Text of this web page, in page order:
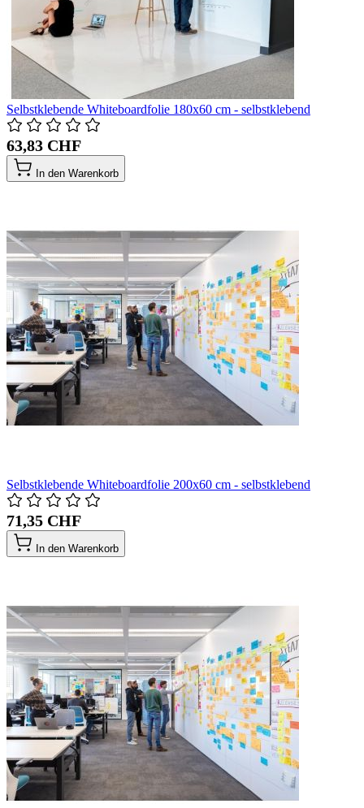
Selbstklebende Whiteboardfolie 180x60 cm - selbstklebend
63,83 CHF
In den Warenkorb
Selbstklebende Whiteboardfolie 200x60 cm - selbstklebend
71,35 CHF
In den Warenkorb